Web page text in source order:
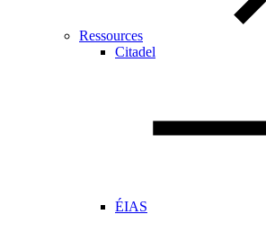
Ressources
Citadel
ÉIAS